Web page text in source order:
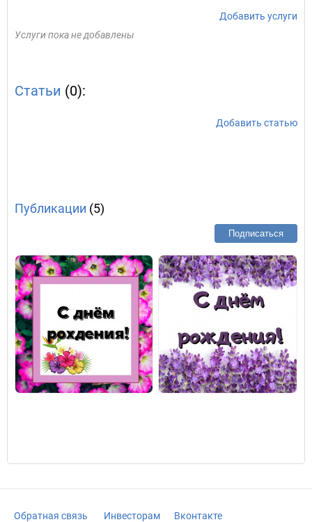
Добавить услуги
Услуги пока не добавлены
Статьи (0):
Добавить статью
Публикации (5)
Подписаться
Обратная связь Инвесторам Вконтакте